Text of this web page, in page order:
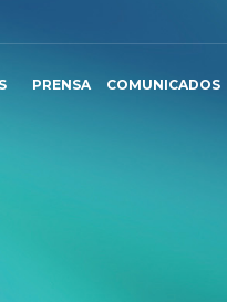
PRENSA COMUNICADOS